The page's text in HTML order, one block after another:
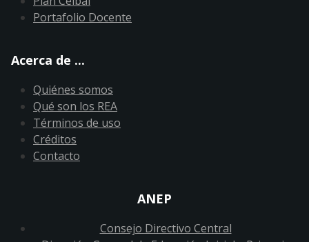
Portafolio Docente
Acerca de ...
Quiénes somos
Qué son los REA
Términos de uso
Créditos
Contacto
ANEP
Consejo Directivo Central